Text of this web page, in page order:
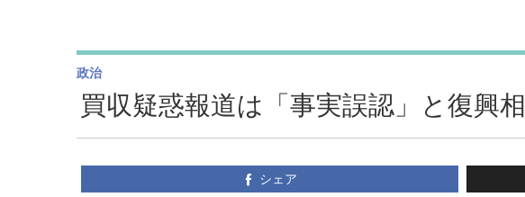
買収疑惑報道は「事実誤認」と復興相
政治
シェア